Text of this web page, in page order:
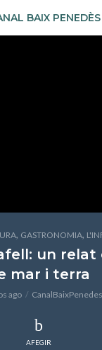
, GASTRONOMIA,
un
mar i terra
ago CanalBaixPenedes
AFEGIR